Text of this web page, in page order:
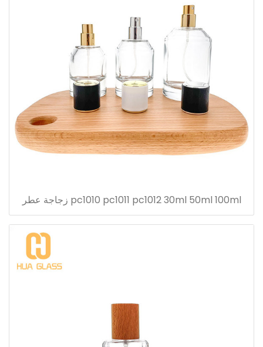
pc1010 pc1011 pc1012 30ml 50ml 100ml زجاجة عطر